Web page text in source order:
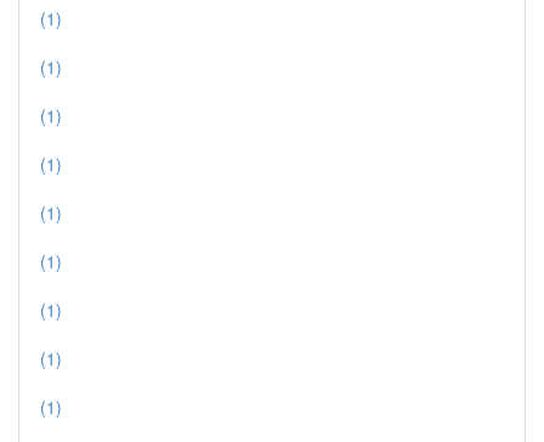
(1)
(1)
(1)
(1)
(1)
(1)
(1)
(1)
(1)